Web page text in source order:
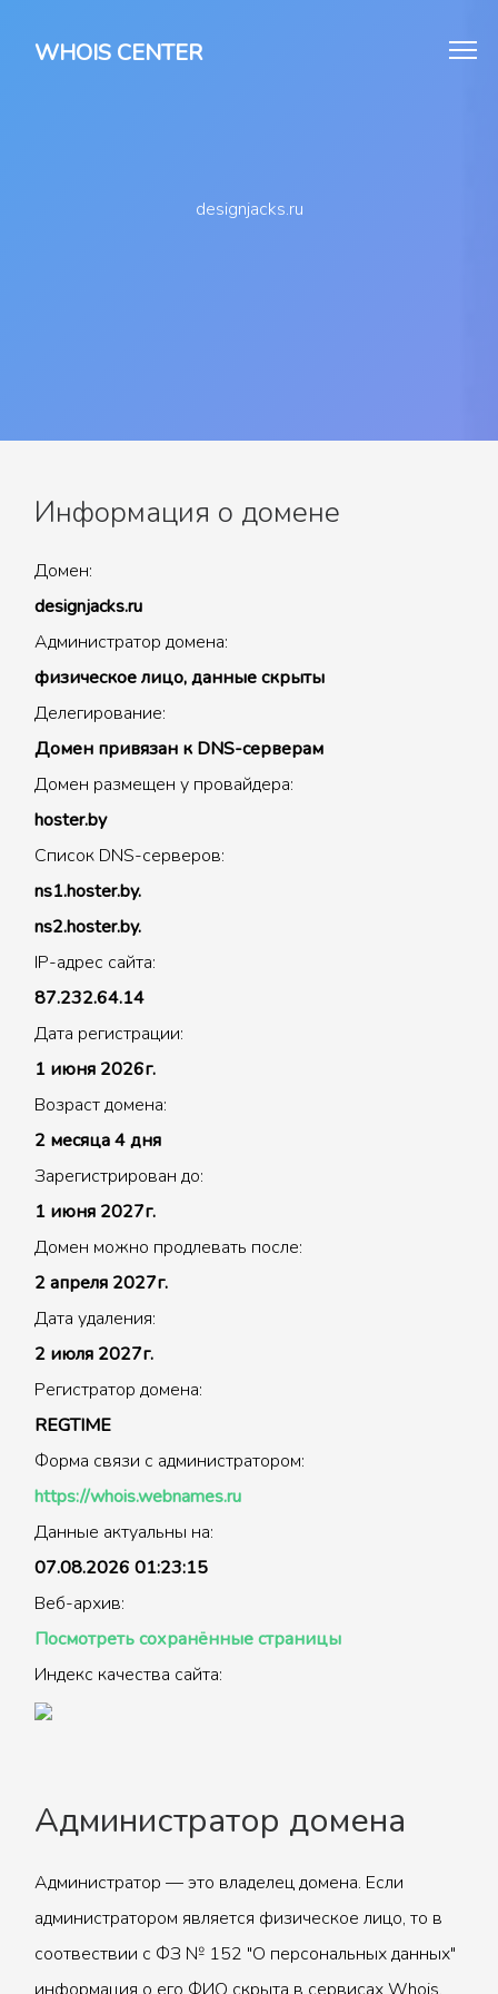
WHOIS CENTER
designjacks.ru
Информация о домене
Домен:
designjacks.ru
Администратор домена:
физическое лицо, данные скрыты
Делегирование:
Домен привязан к DNS-серверам
Домен размещен у провайдера:
hoster.by
Список DNS-серверов:
ns1.hoster.by.
ns2.hoster.by.
IP-адрес сайта:
87.232.64.14
Дата регистрации:
1 июня 2026г.
Возраст домена:
2 месяца 4 дня
Зарегистрирован до:
1 июня 2027г.
Домен можно продлевать после:
2 апреля 2027г.
Дата удаления:
2 июля 2027г.
Регистратор домена:
REGTIME
Форма связи с администратором:
https://whois.webnames.ru
Данные актуальны на:
07.08.2026 01:23:15
Веб-архив:
Посмотреть сохранённые страницы
Индекс качества сайта:
Администратор домена
Администратор — это владелец домена. Если
администратором является физическое лицо, то в
соотвествии с ФЗ № 152 "О персональных данных"